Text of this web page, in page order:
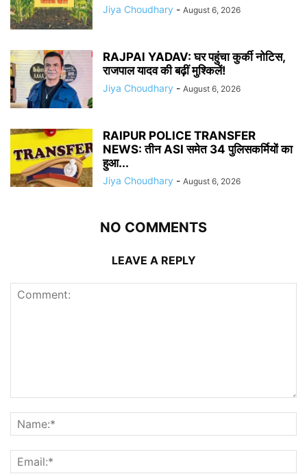
Jiya Choudhary - August 6, 2026
RAJPAl YADAV: घर पहुंचा कुर्की नोटिस,
राजपाल यादव की बढ़ीं मुश्किलें!
Jiya Choudhary - August 6, 2026
RAIPUR POLICE TRANSFER
NEWS: तीन ASI समेत 34 पुलिसकर्मियों का
हुआ...
Jiya Choudhary - August 6, 2026
NO COMMENTS
LEAVE A REPLY